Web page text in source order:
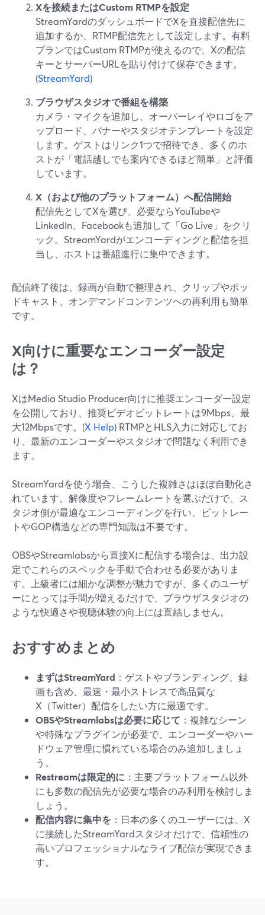
Xを接続またはCustom RTMPを設定
StreamYardのダッシュボードでXを直接配信先に
追加するか、RTMP配信先として設定します。有料
プランではCustom RTMPが使えるので、Xの配信
キーとサーバーURLを貼り付けて保存できます。
(StreamYard)
ブラウザスタジオで番組を構築
カメラ・マイクを追加し、オーバーレイやロゴをア
ップロード、バナーやスタジオテンプレートを設定
します。ゲストはリンク1つで招待でき、多くのホ
ストが「電話越しでも案内できるほど簡単」と評価
しています。
X（および他のプラットフォーム）へ配信開始
配信先としてXを選び、必要ならYouTubeや
LinkedIn、Facebookも追加して「Go Live」をクリ
ック。StreamYardがエンコーディングと配信を担
当し、ホストは番組進行に集中できます。
配信終了後は、録画が自動で整理され、クリップやポッ
ドキャスト、オンデマンドコンテンツへの再利用も簡単
です。
X向けに重要なエンコーダー設定
は？
XはMedia Studio Producer向けに推奨エンコーダー設定
を公開しており、推奨ビデオビットレートは9Mbps、最
大12Mbpsです。(X Help) RTMPとHLS入力に対応してお
り、最新のエンコーダーやスタジオで問題なく利用でき
ます。
StreamYardを使う場合、こうした複雑さはほぼ自動化さ
れています。解像度やフレームレートを選ぶだけで、ス
タジオ側が最適なエンコーディングを行い、ビットレー
トやGOP構造などの専門知識は不要です。
OBSやStreamlabsから直接Xに配信する場合は、出力設
定でこれらのスペックを手動で合わせる必要がありま
す。上級者には細かな調整が魅力ですが、多くのユーザ
ーにとっては手間が増えるだけで、ブラウザスタジオの
ような快適さや視聴体験の向上には直結しません。
おすすめまとめ
まずはStreamYard ：ゲストやブランディング、録
画も含め、最速・最小ストレスで高品質な
X（Twitter）配信をしたい方に最適です。
OBSやStreamlabsは必要に応じて ：複雑なシーン
や特殊なプラグインが必要で、エンコーダーやハー
ドウェア管理に慣れている場合のみ追加しましょ
う。
Restreamは限定的に ：主要プラットフォーム以外
にも多数の配信先が必要な場合のみ利用を検討しま
しょう。
配信内容に集中を ：日本の多くのユーザーには、X
に接続したStreamYardスタジオだけで、信頼性の
高いプロフェッショナルなライブ配信が実現できま
す。